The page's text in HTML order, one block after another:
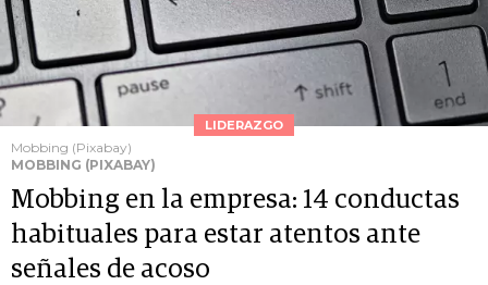
LIDERAZGO
Mobbing (Pixabay)
MOBBING (PIXABAY)
Mobbing en la empresa: 14 conductas
habituales para estar atentos ante
señales de acoso